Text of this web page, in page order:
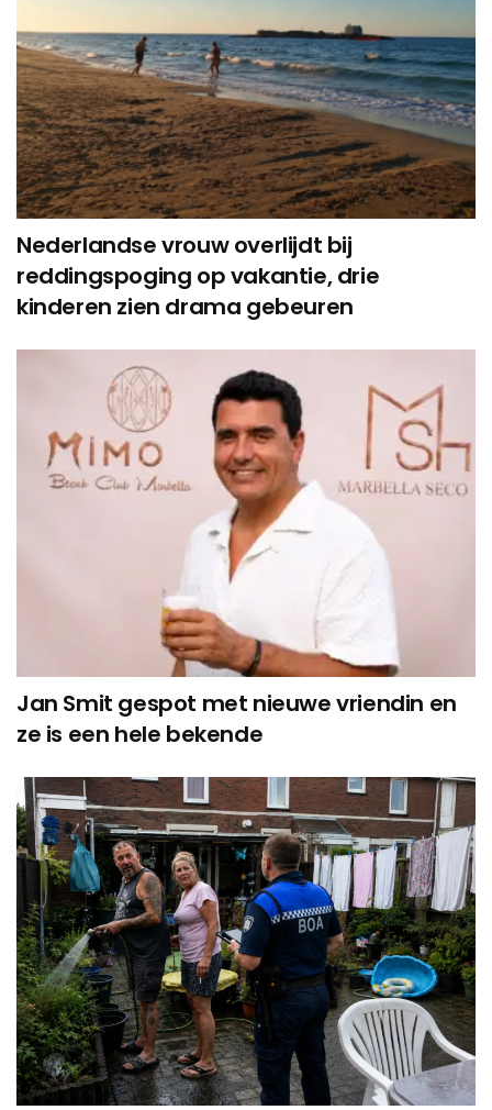
Nederlandse vrouw overlijdt bij
reddingspoging op vakantie, drie
kinderen zien drama gebeuren
Jan Smit gespot met nieuwe vriendin en
ze is een hele bekende